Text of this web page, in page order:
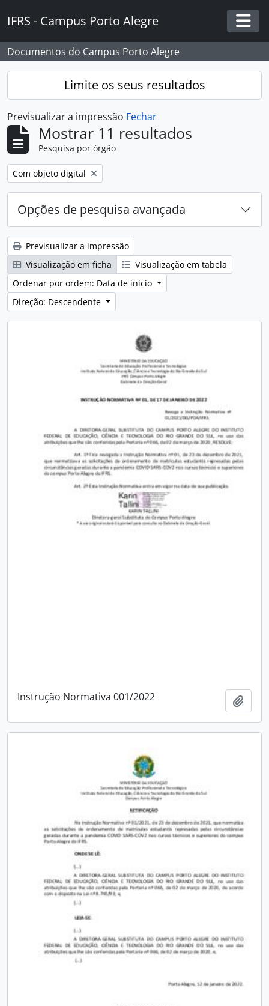
IFRS - Campus Porto Alegre
Documentos do Campus Porto Alegre
Limite os seus resultados
Previsualizar a impressão Fechar
Mostrar 11 resultados
Pesquisa por órgão
Remover filtro:
Com objeto digital
Opções de pesquisa avançada
Previsualizar a impressão
Visualização em ficha
Visualização em tabela
Ordenar por ordem: Data de início
Direção: Descendente
Instrução Normativa 001/2022